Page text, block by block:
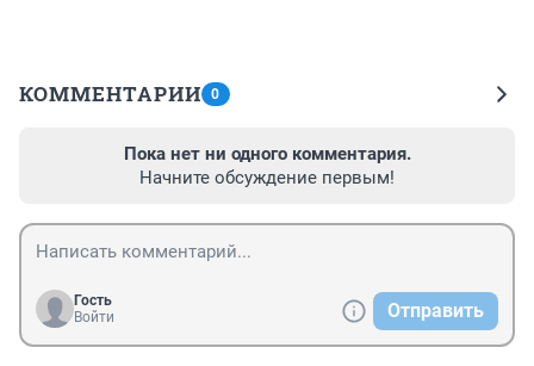
КОММЕНТАРИИ 0
Пока нет ни одного комментария.
Начните обсуждение первым!
Гость
Войти
Отправить